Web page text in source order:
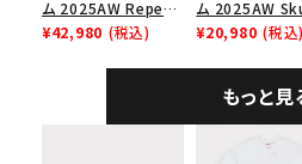
ム 2025AW Repeat
Leather Belt リピー
¥42,980 (税込)
ム 2025AW
Tee スカル Tシ
¥20,980 (税込)
もっと見